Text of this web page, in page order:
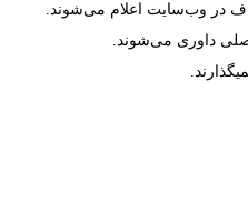
در وب‌سایت اعلام می‌شوند.
داوری می‌شوند.